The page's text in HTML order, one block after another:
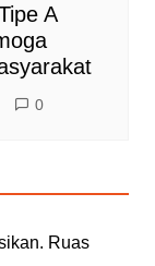
A
0
Ruas